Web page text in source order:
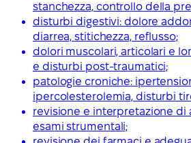
stanchezza, controllo della
disturbi digestivi: dolore
diarrea, stitichezza, reflusso;
dolori muscolari, articolari e
e disturbi post-traumatici;
patologie croniche:
ipercolesterolemia, disturbi
revisione e interpretazione di
esami strumentali;